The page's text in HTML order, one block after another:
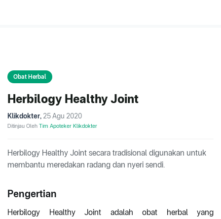
Obat Herbal
Herbilogy Healthy Joint
Klikdokter, 25 Agu 2020
Ditinjau Oleh Tim Apoteker Klikdokter
Herbilogy Healthy Joint secara tradisional digunakan untuk
membantu meredakan radang dan nyeri sendi.
Pengertian
Herbilogy Healthy Joint adalah obat herbal yang